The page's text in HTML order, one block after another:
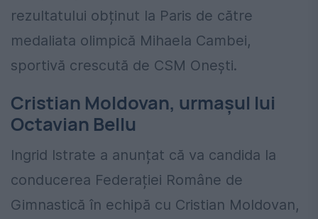
rezultatului obținut la Paris de către
medaliata olimpică Mihaela Cambei,
sportivă crescută de CSM Onești.
Cristian Moldovan, urmașul lui
Octavian Bellu
Ingrid Istrate a anunțat că va candida la
conducerea Federației Române de
Gimnastică în echipă cu Cristian Moldovan,